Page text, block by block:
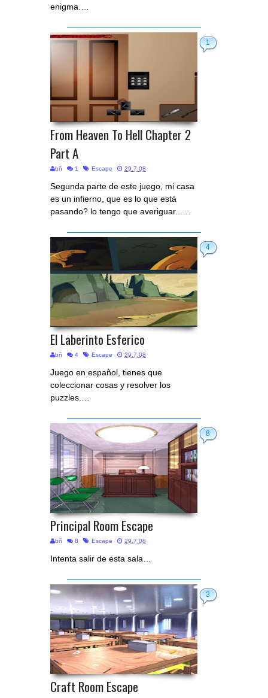
enigma.…
1
From Heaven To Hell Chapter 2
Part A
bñ 1 Escape 29.7.08
Segunda parte de este juego, mi casa
es un infierno, que es lo que está
pasando? lo tengo que averiguar...…
4
El Laberinto Esferico
bñ 4 Escape 29.7.08
Juego en español, tienes que
coleccionar cosas y resolver los
puzzles.…
8
Principal Room Escape
bñ 8 Escape 29.7.08
Intenta salir de esta sala…
3
Craft Room Escape